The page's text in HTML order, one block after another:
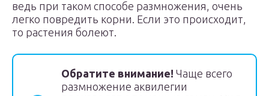
ведь при таком способе размножения, очень
легко повредить корни. Если это происходит,
то растения болеют.
Обратите внимание! Чаще всего
размножение аквилегии